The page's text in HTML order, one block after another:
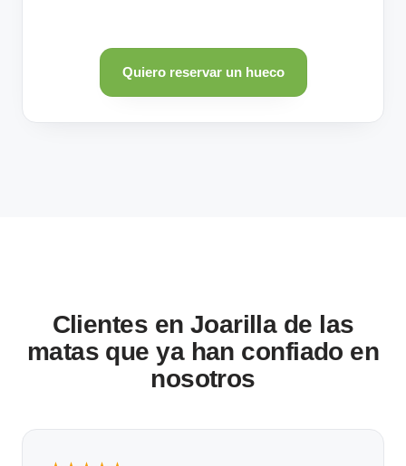
Quiero reservar un hueco
Clientes en Joarilla de las
matas que ya han confiado en
nosotros